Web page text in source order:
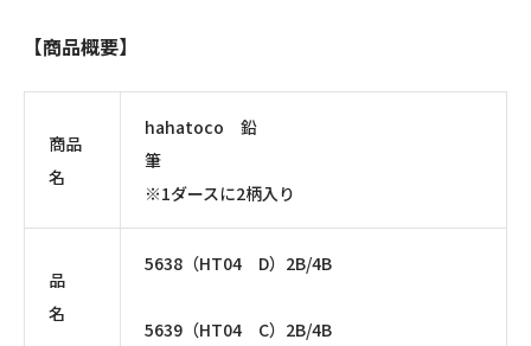
【商品概要】
商品
名
hahatoco 鉛
筆
※1ダースに2柄入り
品
名
5638（HT04 D） 2B/4B
5639（HT04 C） 2B/4B